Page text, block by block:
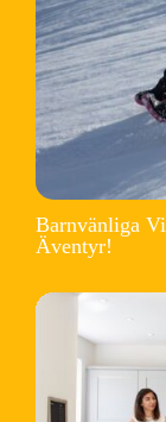
Barnvänliga
Äventyr!